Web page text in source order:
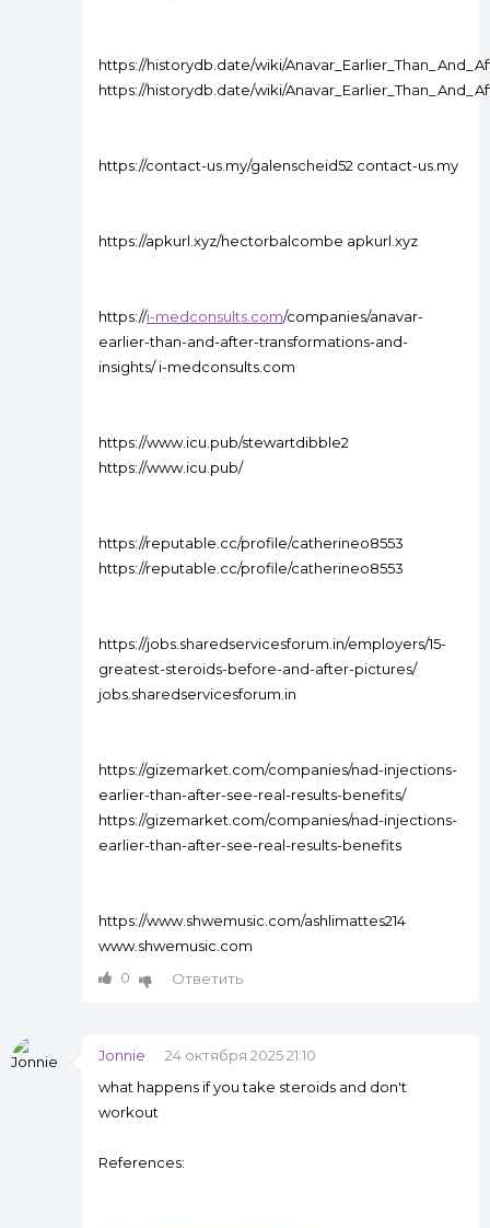
https://historydb.date/wiki/
https://historydb.date/wiki/
https://contact-us.my/galenscheid52 contact-us.my
https://apkurl.xyz/hectorbalcombe apkurl.xyz
https://i-medconsults.com/companies/anavar-
earlier-than-and-after-transformations-and-
insights/ i-medconsults.com
https://www.icu.pub/stewartdibble2
https://www.icu.pub/
https://reputable.cc/profile/catherineo8553
https://reputable.cc/profile/catherineo8553
https://jobs.sharedservicesforum.in/employers/15-
greatest-steroids-before-and-after-pictures/
jobs.sharedservicesforum.in
https://gizemarket.com/companies/nad-injections-
earlier-than-after-see-real-results-benefits/
https://gizemarket.com/companies/nad-injections-
earlier-than-after-see-real-results-benefits
https://www.shwemusic.com/ashlimattes214
www.shwemusic.com
0
Ответить
Jonnie
24 октября 2025 21:10
what happens if you take steroids and don't
workout
References: